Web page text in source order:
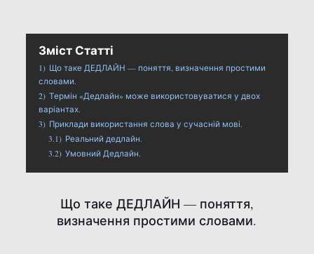
Зміст Статті
1) Що таке ДЕДЛАЙН — поняття, визначення простими
словами.
2) Термін «Дедлайн» може використовуватися у двох
варіантах.
3) Приклади використання слова у сучасній мові.
3.1) Реальний дедлайн.
3.2) Умовний Дедлайн.
Що таке ДЕДЛАЙН — поняття,
визначення простими словами.